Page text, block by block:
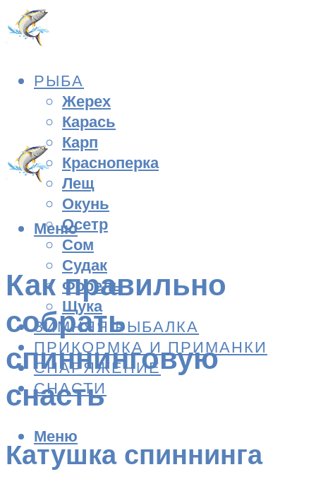
РЫБА
Жерех
Карась
Карп
Красноперка
Лещ
Окунь
Осетр
Сом
Судак
Форель
Щука
ЗИМНЯЯ РЫБАЛКА
ПРИКОРМКА И ПРИМАНКИ
СНАРЯЖЕНИЕ
СНАСТИ
Меню
Меню
Как правильно
собрать
спиннинговую
снасть
Катушка спиннинга